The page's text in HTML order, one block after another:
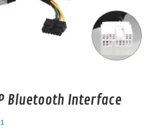
lång.Bluetooth Interface